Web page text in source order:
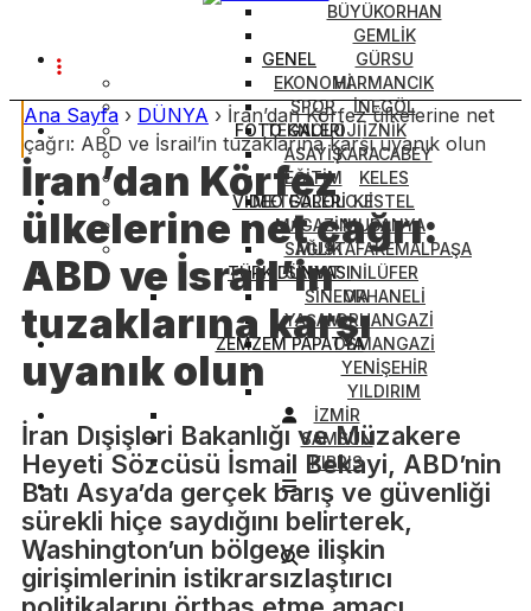
BÜYÜKORHAN
GEMLİK
GÜRSU
HARMANCIK
İNEGÖL
İZNİK
KARACABEY
KELES
KESTEL
MUDANYA
MUSTAFAKEMALPAŞA
NİLÜFER
ORHANELİ
ORHANGAZİ
OSMANGAZİ
YENİŞEHİR
YILDIRIM
İZMİR
SAMSUN
KIBRIS
GENEL
EKONOMİ
SPOR
TEKNOLOJİ
ASAYİŞ
EĞİTİM
METEOROLOJİ
MAGAZİN
SAĞLIK
SANAT
SİNEMA
YAŞAM
FOTO GALERİ
VİDEO GALERİ
TÜRK DÜNYASI
ZEMZEM PAPATYA
Ana Sayfa › DÜNYA › İran’dan Körfez ülkelerine net
çağrı: ABD ve İsrail’in tuzaklarına karşı uyanık olun
İran’dan Körfez
ülkelerine net çağrı:
ABD ve İsrail’in
tuzaklarına karşı
uyanık olun
İran Dışişleri Bakanlığı ve Müzakere
Heyeti Sözcüsü İsmail Bekayi, ABD’nin
Batı Asya’da gerçek barış ve güvenliği
sürekli hiçe saydığını belirterek,
Washington’un bölgeye ilişkin
girişimlerinin istikrarsızlaştırıcı